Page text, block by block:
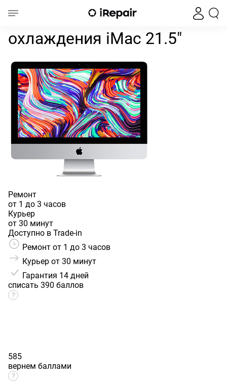
Чистка системы охлаждения iMac 21.5"
Чистка системы
охлаждения iMac 21.5"
Ремонт
от 1 до 3 часов
Курьер
от 30 минут
Доступно в Trade-in
Ремонт от 1 до 3 часов
Курьер от 30 минут
Гарантия 14 дней
списать 390 баллов
585
вернем баллами